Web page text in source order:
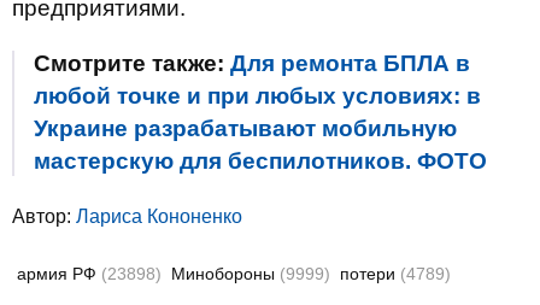
предприятиями.
Смотрите также: Для ремонта БПЛА в
любой точке и при любых условиях: в
Украине разрабатывают мобильную
мастерскую для беспилотников. ФОТО
Автор: Лариса Кононенко
армия РФ (23898) Минобороны (9999) потери (4789)